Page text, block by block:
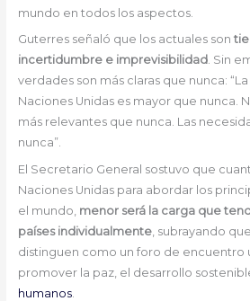
mundo en todos los aspectos.
Guterres señaló que los actuales son
incertidumbre e imprevisibilidad. Sin
verdades son más claras que nunca:
Naciones Unidas es mayor que nunca.
más relevantes que nunca. Las
nunca”.
El Secretario General sostuvo que
Naciones Unidas para abordar los
el mundo, menor será la carga que
países individualmente, subrayando
distinguen como un foro de encuentro
promover la paz, el desarrollo
humanos.